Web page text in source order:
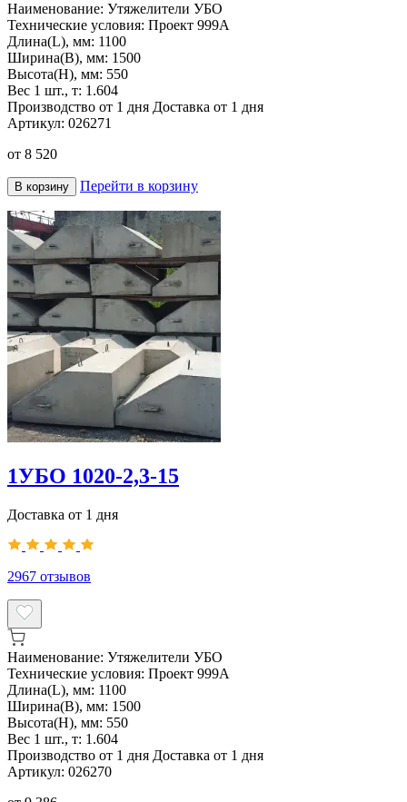
Наименование: Утяжелители УБО
Технические условия: Проект 999А
Длина(L), мм: 1100
Ширина(B), мм: 1500
Высота(H), мм: 550
Вес 1 шт., т: 1.604
Производство от 1 дня Доставка от 1 дня
Артикул: 026271
от 8 520
В корзину Перейти в корзину
1УБО 1020-2,3-15
Доставка от 1 дня
2967 отзывов
Наименование: Утяжелители УБО
Технические условия: Проект 999А
Длина(L), мм: 1100
Ширина(B), мм: 1500
Высота(H), мм: 550
Вес 1 шт., т: 1.604
Производство от 1 дня Доставка от 1 дня
Артикул: 026270